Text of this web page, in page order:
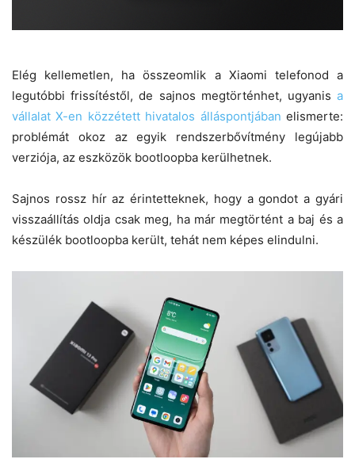
Elég kellemetlen, ha összeomlik a Xiaomi telefonod a
legutóbbi frissítéstől, de sajnos megtörténhet, ugyanis a
vállalat X-en közzétett hivatalos álláspontjában elismerte:
problémát okoz az egyik rendszerbővítmény legújabb
verziója, az eszközök bootloopba kerülhetnek.
Sajnos rossz hír az érintetteknek, hogy a gondot a gyári
visszaállítás oldja csak meg, ha már megtörtént a baj és a
készülék bootloopba került, tehát nem képes elindulni.